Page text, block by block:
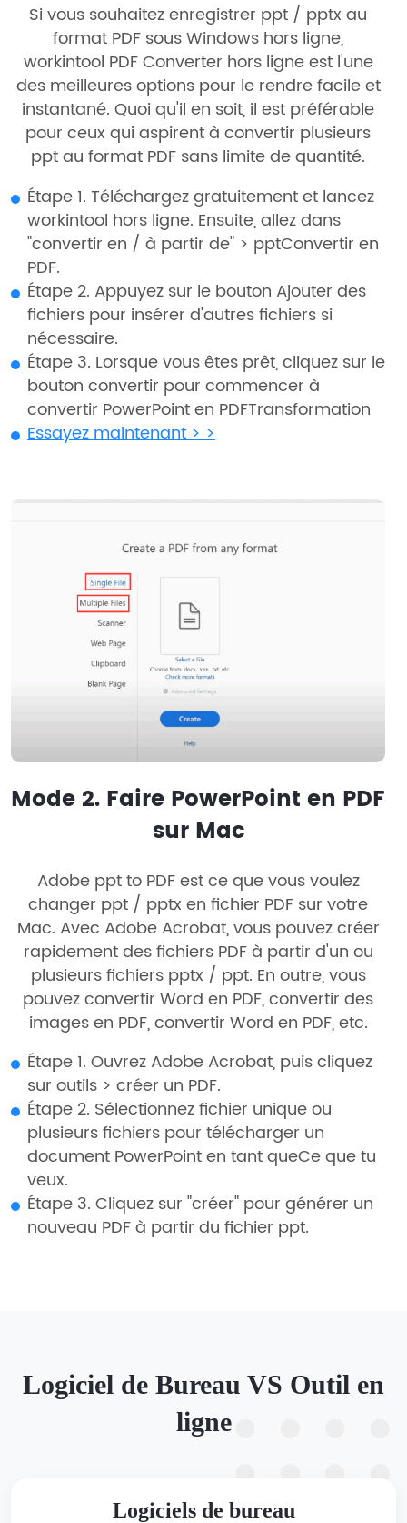
Si vous souhaitez enregistrer ppt / pptx au
format PDF sous Windows hors ligne,
workintool PDF Converter hors ligne est l'une
des meilleures options pour le rendre facile et
instantané. Quoi qu'il en soit, il est préférable
pour ceux qui aspirent à convertir plusieurs
ppt au format PDF sans limite de quantité.
Étape 1. Téléchargez gratuitement et lancez
workintool hors ligne. Ensuite, allez dans
"convertir en / à partir de" > pptConvertir en
PDF.
Étape 2. Appuyez sur le bouton Ajouter des
fichiers pour insérer d'autres fichiers si
nécessaire.
Étape 3. Lorsque vous êtes prêt, cliquez sur le
bouton convertir pour commencer à
convertir PowerPoint en PDFTransformation
Essayez maintenant > >
Mode 2. Faire PowerPoint en PDF
sur Mac
Adobe ppt to PDF est ce que vous voulez
changer ppt / pptx en fichier PDF sur votre
Mac. Avec Adobe Acrobat, vous pouvez créer
rapidement des fichiers PDF à partir d'un ou
plusieurs fichiers pptx / ppt. En outre, vous
pouvez convertir Word en PDF, convertir des
images en PDF, convertir Word en PDF, etc.
Étape 1. Ouvrez Adobe Acrobat, puis cliquez
sur outils > créer un PDF.
Étape 2. Sélectionnez fichier unique ou
plusieurs fichiers pour télécharger un
document PowerPoint en tant queCe que tu
veux.
Étape 3. Cliquez sur "créer" pour générer un
nouveau PDF à partir du fichier ppt.
Logiciel de Bureau VS Outil en
ligne
Logiciels de bureau